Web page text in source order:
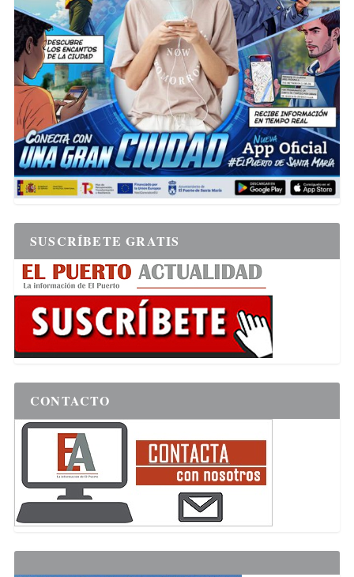
SUSCRÍBETE GRATIS
CONTACTO